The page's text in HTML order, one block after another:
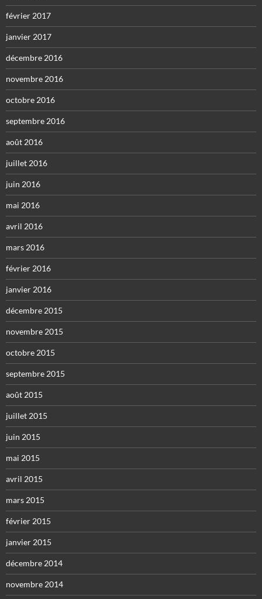
février 2017
janvier 2017
décembre 2016
novembre 2016
octobre 2016
septembre 2016
août 2016
juillet 2016
juin 2016
mai 2016
avril 2016
mars 2016
février 2016
janvier 2016
décembre 2015
novembre 2015
octobre 2015
septembre 2015
août 2015
juillet 2015
juin 2015
mai 2015
avril 2015
mars 2015
février 2015
janvier 2015
décembre 2014
novembre 2014